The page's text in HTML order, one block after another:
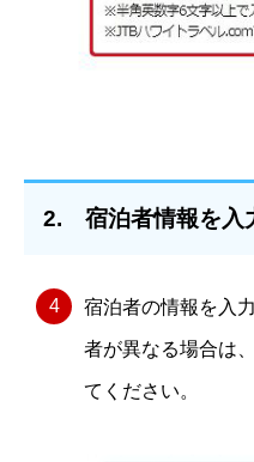
2. 宿泊者情報を入
宿泊者の情報を入
者が異なる場合は
てください。